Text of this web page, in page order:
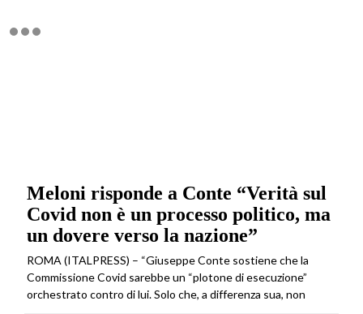
Meloni risponde a Conte “Verità sul
Covid non è un processo politico, ma
un dovere verso la nazione”
ROMA (ITALPRESS) – “Giuseppe Conte sostiene che la
Commissione Covid sarebbe un “plotone di esecuzione”
orchestrato contro di lui. Solo che, a differenza sua, non